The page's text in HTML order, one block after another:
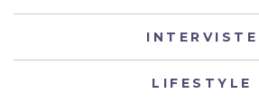
INTERVISTE
LIFESTYLE